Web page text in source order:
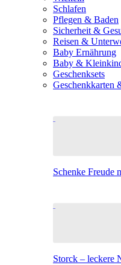
Schlafen
Pflegen & Baden
Sicherheit &
Reisen &
Baby Ernährung
Baby &
Geschenksets
Geschenkkarten
Schenke Freude
Storck – leckere